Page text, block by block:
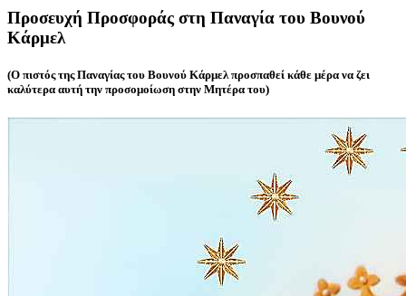
Προσευχή Προσφοράς στη Παναγία του Βουνού
Κάρμελ
(Ο πιστός της Παναγίας του Βουνού Κάρμελ προσπαθεί κάθε μέρα να ζει
καλύτερα αυτή την προσομοίωση στην Μητέρα του)